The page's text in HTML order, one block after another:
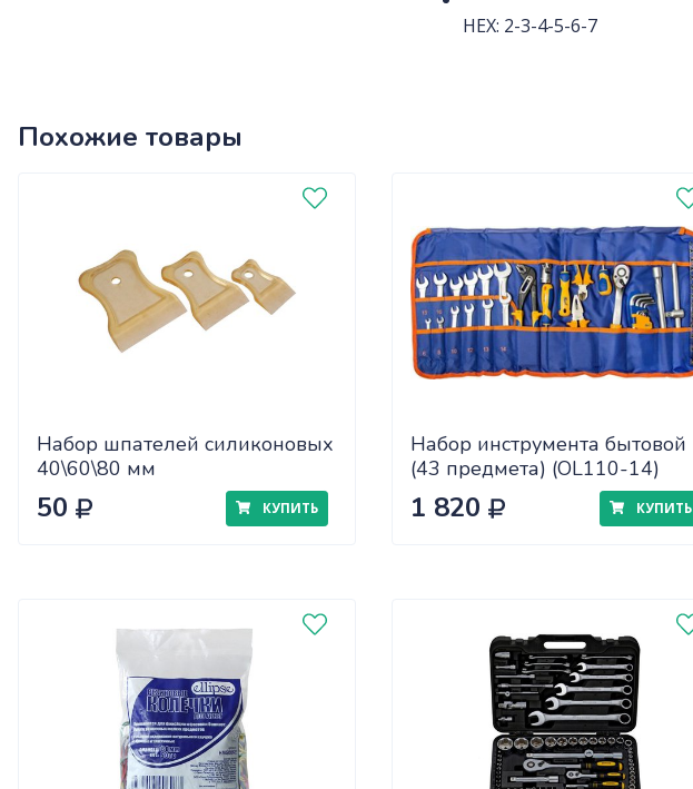
HEX: 2-3-4-5-6-7
Похожие товары
Набор шпателей силиконовых
40\60\80 мм
50 КУПИТЬ
Набор инструмента бытовой
(43 предмета) (OL110-14)
1 820 КУПИТЬ